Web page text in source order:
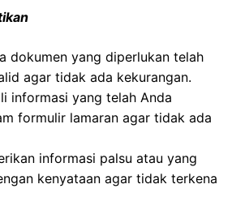
dokumen yang diperlukan telah
agar tidak ada kekurangan.
informasi yang telah Anda
formulir lamaran agar tidak ada
informasi palsu atau yang
kenyataan agar tidak terkena